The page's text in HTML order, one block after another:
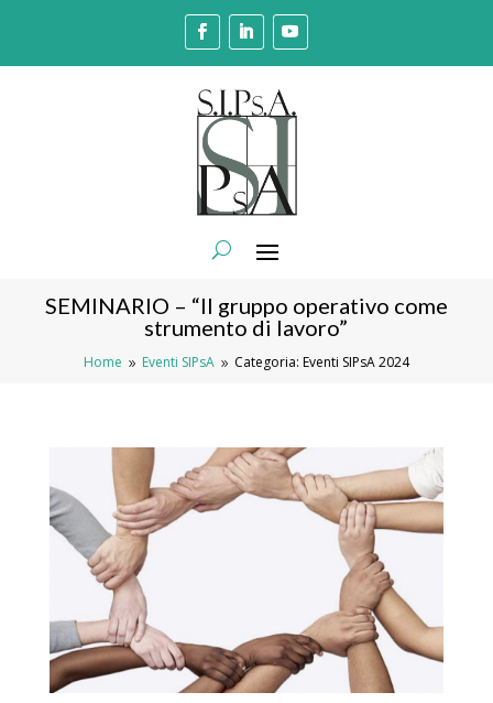
SEMINARIO – “Il gruppo operativo come
strumento di lavoro”
Home 9 Eventi SIPsA 9 Categoria: Eventi SIPsA 2024